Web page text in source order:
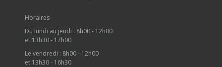
Horaires
Du lundi au jeudi : 8h00 - 12h00
et 13h30 - 17h00
Le vendredi : 8h00 - 12h00
et 13h30 - 16h30